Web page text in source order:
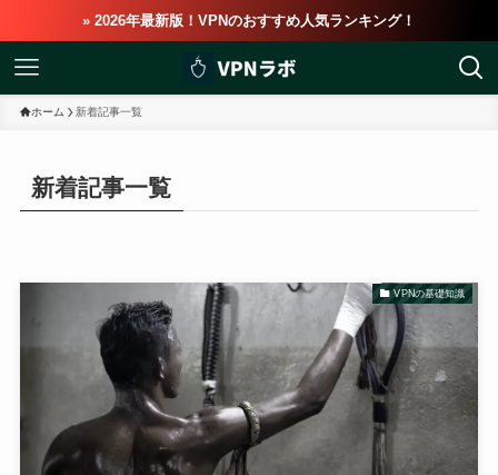
» 2026年最新版！VPNのおすすめ人気ランキング！
ホーム 新着記事一覧
新着記事一覧
VPNの基礎知識